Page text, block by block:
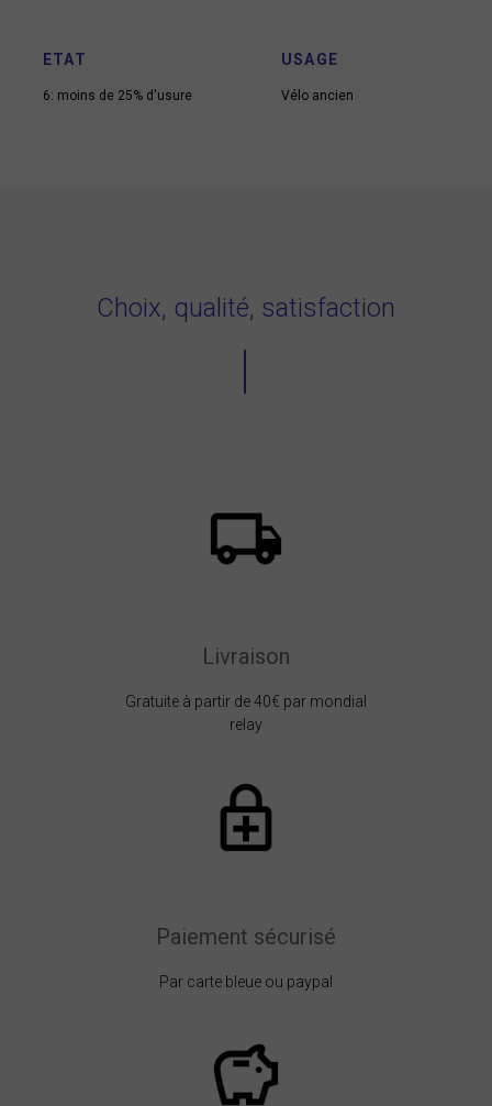
ETAT
6: moins de 25% d'usure
USAGE
Vélo ancien
Choix, qualité, satisfaction
Livraison
Gratuite à partir de 40€ par mondial
relay
Paiement sécurisé
Par carte bleue ou paypal